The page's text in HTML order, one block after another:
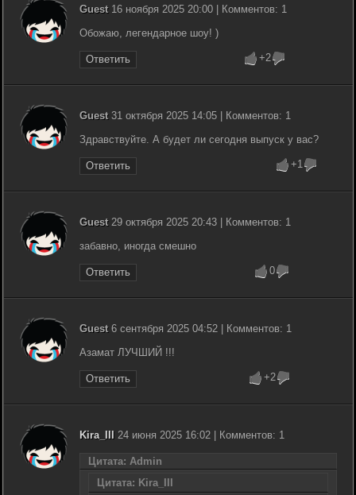
Guest16 ноября 2025 20:00 | Комментов: 1
Обожаю, легендарное шоу! )
Ответить +2
Guest31 октября 2025 14:05 | Комментов: 1
Здравствуйте. А будет ли сегодня выпуск у вас?
Ответить +1
Guest29 октября 2025 20:43 | Комментов: 1
забавно, иногда смешно
Ответить 0
Guest6 сентября 2025 04:52 | Комментов: 1
Азамат ЛУЧШИЙ !!!
Ответить +2
Kira_III 24 июня 2025 16:02 | Комментов: 1
Цитата: Admin
Цитата: Kira_III